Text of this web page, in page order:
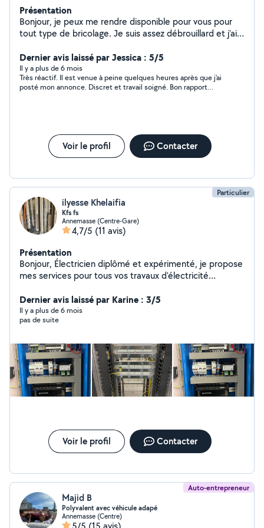
Présentation
Bonjour, je peux me rendre disponible pour vous pour
tout type de bricolage. Je suis assez débrouillard et j'ai
Dernier avis laissé par Jessica : 5/5
Il y a plus de 6 mois
Très réactif. Il est venue à peine quelques heures après que j'ai
posté mon annonce. Discret et travail soigné. Bon rapport
Voir le profil Contacter
Particulier
ilyesse Khelaifia
Kfs fs
Annemasse (Centre-Gare)
4,7/5 (11 avis)
Présentation
Bonjour, Électricien diplômé et expérimenté, je propose
mes services pour tous vos travaux d'électricité
également vous aider pour d'autres tâches comme le
déménagement, le montage de meubles et divers
petits travaux. N'hésitez pas à me contacter, je suis
Dernier avis laissé par Karine : 3/5
Il y a plus de 6 mois
pas de suite
Voir le profil Contacter
Auto-entrepreneur
Majid B
Polyvalent avec véhicule adapé
Annemasse (Centre)